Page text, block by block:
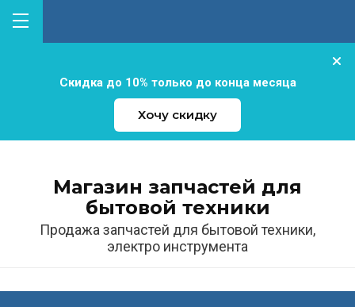
Скидка до 10% только до конца месяца
Хочу скидку
Магазин запчастей для
бытовой техники
Продажа запчастей для бытовой техники,
электро инструмента